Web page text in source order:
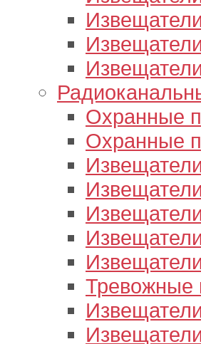
Охранные
Охранные
Тревожные